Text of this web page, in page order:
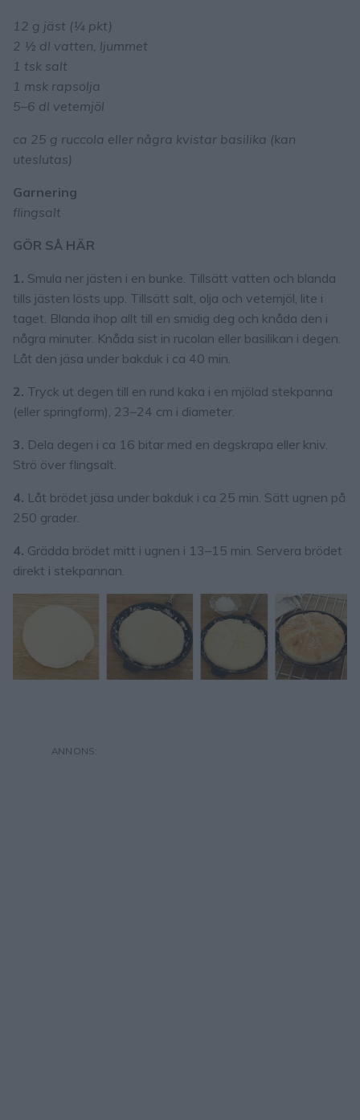
12 g jäst (¼ pkt)
2 ½ dl vatten, ljummet
1 tsk salt
1 msk rapsolja
5–6 dl vetemjöl
ca 25 g ruccola eller några kvistar basilika (kan
uteslutas)
Garnering
flingsalt
GÖR SÅ HÄR
1. Smula ner jästen i en bunke. Tillsätt vatten och blanda
tills jästen lösts upp. Tillsätt salt, olja och vetemjöl, lite i
taget. Blanda ihop allt till en smidig deg och knåda den i
några minuter. Knåda sist in rucolan eller basilikan i degen.
Låt den jäsa under bakduk i ca 40 min.
2. Tryck ut degen till en rund kaka i en mjölad stekpanna
(eller springform), 23–24 cm i diameter.
3. Dela degen i ca 16 bitar med en degskrapa eller kniv.
Strö över flingsalt.
4. Låt brödet jäsa under bakduk i ca 25 min. Sätt ugnen på
250 grader.
4. Grädda brödet mitt i ugnen i 13–15 min. Servera brödet
direkt i stekpannan.